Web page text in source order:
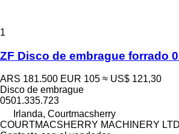
1
ZF Disco de embrague forrado
ARS 181.500 EUR 105 ≈ US$ 121,30
Disco de embrague
0501.335.723
Irlanda, Courtmacsherry
COURTMACSHERRY MACHINERY LTD